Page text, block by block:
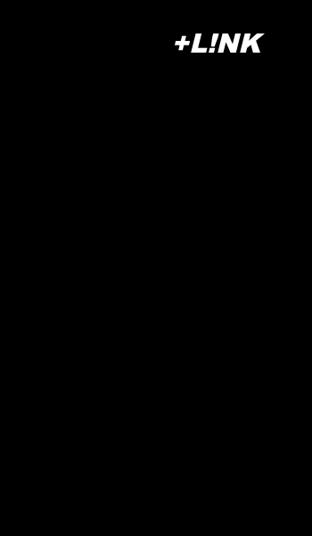
+L!NK